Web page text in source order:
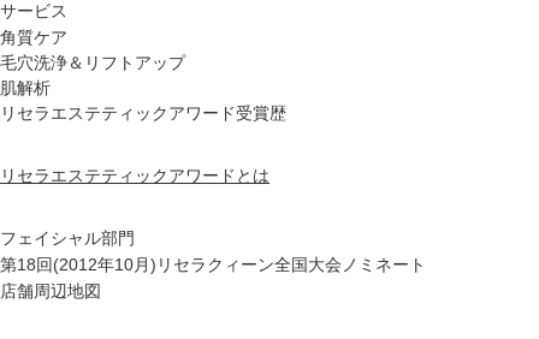
サービス
角質ケア
毛穴洗浄＆リフトアップ
肌解析
リセラエステティックアワード受賞歴
リセラエステティックアワードとは
フェイシャル部門
第18回(2012年10月)リセラクィーン全国大会ノミネート
店舗周辺地図